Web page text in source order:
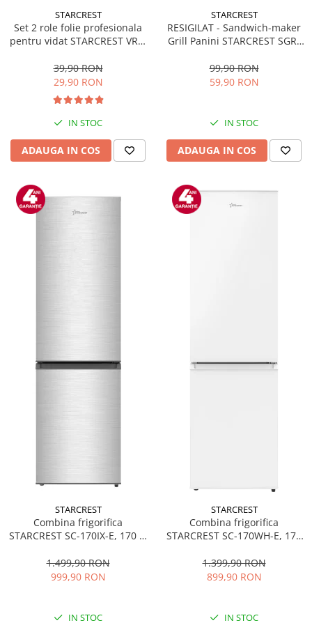
STARCREST
Set 2 role folie profesionala
pentru vidat STARCREST VRL-
reutilizabile, sous vide,
lavabile in masina de spalat,
fara BPA, transparent
39,90 RON
29,90 RON
IN STOC
ADAUGA IN COS
STARCREST
RESIGILAT - Sandwich-maker
Grill Panini STARCREST SGR-
nonaderente, Deschidere
180°, Suprafata de gatire 23 x
99,90 RON
59,90 RON
IN STOC
ADAUGA IN COS
STARCREST
Combina frigorifica
STARCREST SC-170IX-E, 170 L,
reglabil, Iluminare LED,
Suprafata Inox antiamprenta,
1.499,90 RON
999,90 RON
IN STOC
STARCREST
Combina frigorifica
STARCREST SC-170WH-E, 170
Termostat reglabil, Iluminare
LED, Picioare ajustabile, Usi
1.399,90 RON
899,90 RON
IN STOC